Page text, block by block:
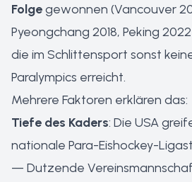
Folgegewonnen (Vancouver
Pyeongchang 2018, Peking
die im Schlittensport sonst
Paralympics erreicht.
Mehrere Faktoren erklären das:
Tiefe des Kaders: Die USA
nationale Para-Eishockey-
— Dutzende